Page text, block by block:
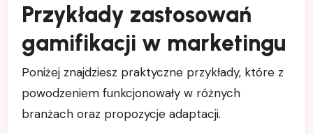
Przykłady zastosowań
gamifikacji w marketingu
Poniżej znajdziesz praktyczne przykłady, które z
powodzeniem funkcjonowały w różnych
branżach oraz propozycje adaptacji.